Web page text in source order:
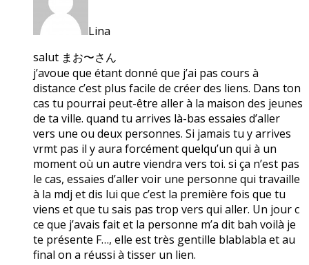
Lina
salut まお〜さん
j’avoue que étant donné que j’ai pas cours à
distance c’est plus facile de créer des liens. Dans ton
cas tu pourrai peut-être aller à la maison des jeunes
de ta ville. quand tu arrives là-bas essaies d’aller
vers une ou deux personnes. Si jamais tu y arrives
vrmt pas il y aura forcément quelqu’un qui à un
moment où un autre viendra vers toi. si ça n’est pas
le cas, essaies d’aller voir une personne qui travaille
à la mdj et dis lui que c’est la première fois que tu
viens et que tu sais pas trop vers qui aller. Un jour c
ce que j’avais fait et la personne m’a dit bah voilà je
te présente F…, elle est très gentille blablabla et au
final on a réussi à tisser un lien.